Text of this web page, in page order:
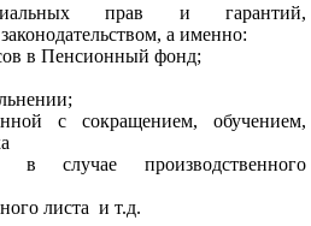
прав и гарантий,
а именно:
в Пенсионный фонд;
с сокращением, обучением,
в случае производственного
листа и т.д.